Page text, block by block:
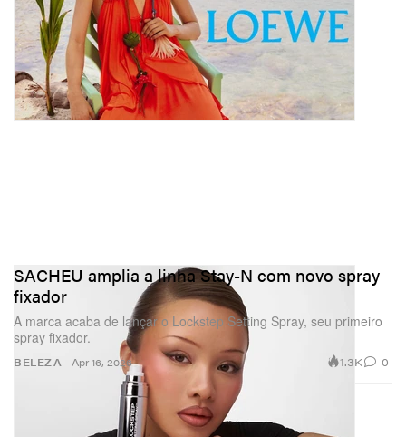
BELEZA
SACHEU amplia a linha Stay-N com novo spray
fixador
A marca acaba de lançar o Lockstep Setting Spray, seu primeiro
spray fixador.
Apr 16, 2026 1.3K 0